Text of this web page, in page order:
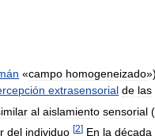
«campo homogeneizado
extrasensorial de las
al aislamiento sensorial (
del individuo [2] En la década